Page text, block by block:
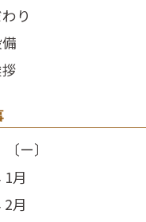
り
ー〕
月
月